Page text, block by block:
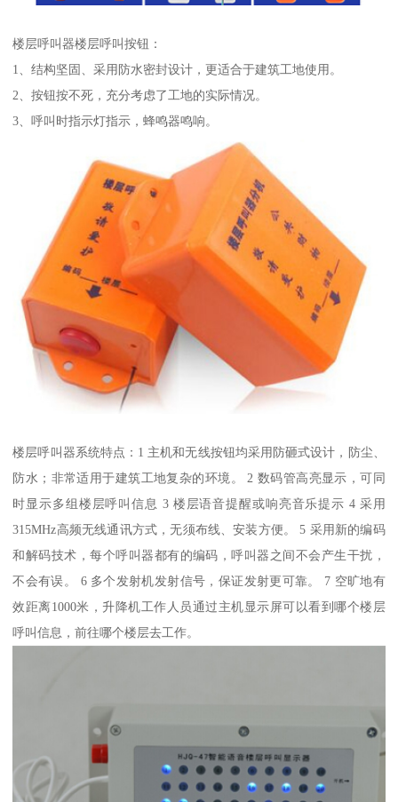
楼层呼叫器楼层呼叫按钮：
1、结构坚固、采用防水密封设计，更适合于建筑工地使用。
2、按钮按不死，充分考虑了工地的实际情况。
3、呼叫时指示灯指示，蜂鸣器鸣响。
楼层呼叫器系统特点：1 主机和无线按钮均采用防砸式设计，防尘、
防水；非常适用于建筑工地复杂的环境。 2 数码管高亮显示，可同
时显示多组楼层呼叫信息 3 楼层语音提醒或响亮音乐提示 4 采用
315MHz高频无线通讯方式，无须布线、安装方便。 5 采用新的编码
和解码技术，每个呼叫器都有的编码，呼叫器之间不会产生干扰，
不会有误。 6 多个发射机发射信号，保证发射更可靠。 7 空旷地有
效距离1000米，升降机工作人员通过主机显示屏可以看到哪个楼层
呼叫信息，前往哪个楼层去工作。